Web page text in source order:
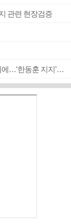
관련 현장검증
국힘 부산시당, ‘정이한 조력’ 시의원 윤리위에…‘한동훈 지지’도 신고접수